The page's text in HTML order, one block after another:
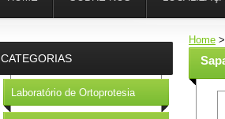
Home >
CATEGORIAS
Laboratório de Ortoprotesia